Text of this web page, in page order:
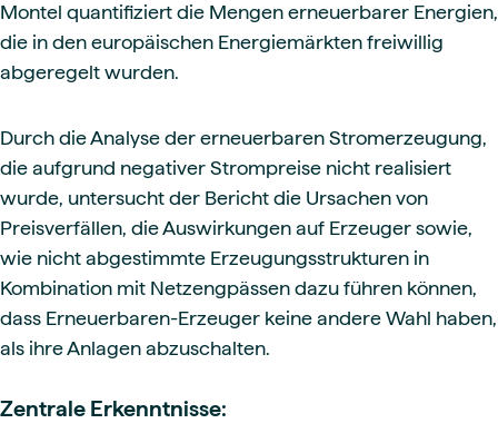
Montel quantifiziert die Mengen erneuerbarer Energien,
die in den europäischen Energiemärkten freiwillig
abgeregelt wurden.
Durch die Analyse der erneuerbaren Stromerzeugung,
die aufgrund negativer Strompreise nicht realisiert
wurde, untersucht der Bericht die Ursachen von
Preisverfällen, die Auswirkungen auf Erzeuger sowie,
wie nicht abgestimmte Erzeugungsstrukturen in
Kombination mit Netzengpässen dazu führen können,
dass Erneuerbaren-Erzeuger keine andere Wahl haben,
als ihre Anlagen abzuschalten.
Zentrale Erkenntnisse: